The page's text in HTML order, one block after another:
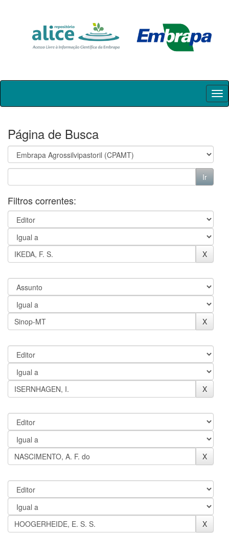
Skip
Página de Busca
Filtros correntes: